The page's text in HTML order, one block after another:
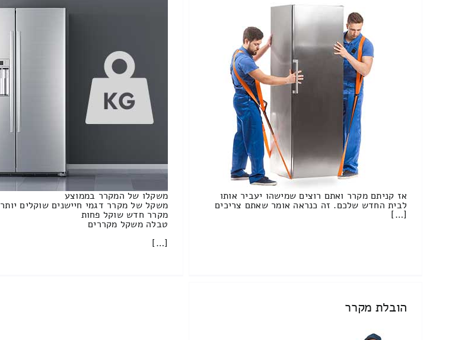
אז קניתם מקרר ואתם רוצים שמישהו יעביר אותו
לבית החדש שלכם. זה כנראה אומר שאתם צריכים
[…]
משקלו של המקרר בממוצע
משקל של מקרר דגמי חיישנים שוקלים יותר
מקרר חדש שוקל פחות
טבלה משקל מקררים
[…]
הובלת מקרר